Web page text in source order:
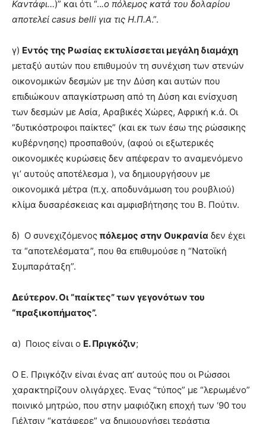
Καντάφι…)” και ότι “...ο πόλεμος κατά του δολαρίου
αποτελεί casus belli για τις Η.Π.Α.”.
γ) Εντός της Ρωσίας εκτυλίσσεται μεγάλη διαμάχη
μεταξύ αυτών που επιθυμούν τη συνέχιση των στενών
οικονομικών δεσμών με την Δύση και αυτών που
επιδιώκουν απαγκίστρωση από τη Δύση και ενίσχυση
των δεσμών με Ασία, Αραβικές Χώρες, Αφρική κ.ά. Οι
“δυτικόστροφοι παίκτες” (και εκ των έσω της ρώσσικης
κυβέρνησης) προσπαθούν, (αφού οι εξωτερικές
οικονομικές κυρώσεις δεν απέφεραν το αναμενόμενο
γι’ αυτούς αποτέλεσμα ), να δημιουργήσουν με
οικονομικά μέτρα (π.χ. αποδυνάμωση του ρουβλιού)
κλίμα δυσαρέσκειας και αμφισβήτησης του Β. Πούτιν.
δ) Ο συνεχιζόμενος πόλεμος στην Ουκρανία δεν έχει
τα “αποτελέσματα”, που θα επιθυμούσε η “Νατοϊκή
Συμπαράταξη”.
Δεύτερον. Οι “παίκτες” των γεγονότων του
“πραξικοπήματος”.
α) Ποιος είναι ο Ε. Πριγκόζιν;
Ο Ε. Πριγκόζιν είναι ένας απ’ αυτούς που οι Ρώσσοι
χαρακτηρίζουν ολιγάρχες. Ένας “τύπος” με “λερωμένο”
ποινικό μητρώο, που στην μαφιόζικη εποχή των ‘90 του
Γιέλτσιν “κατάφερε” να δημιουργήσει τεράστια